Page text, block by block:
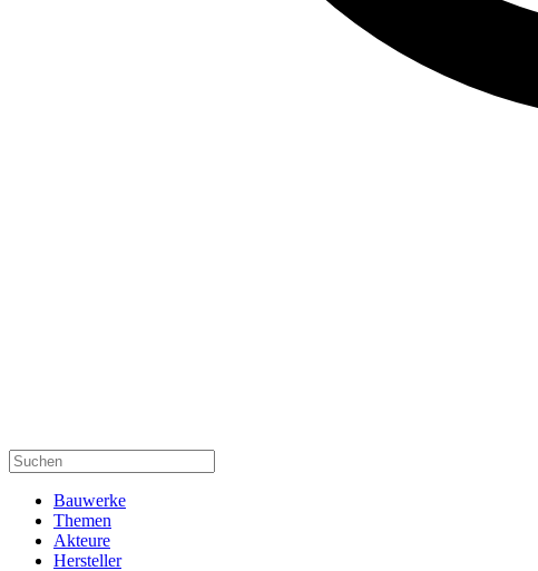
Bauwerke
Themen
Akteure
Hersteller